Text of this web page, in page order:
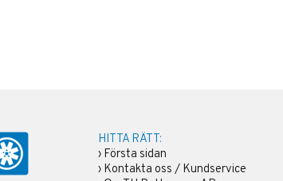
HITTA RÄTT:
› Första sidan
› Kontakta oss / Kundservice